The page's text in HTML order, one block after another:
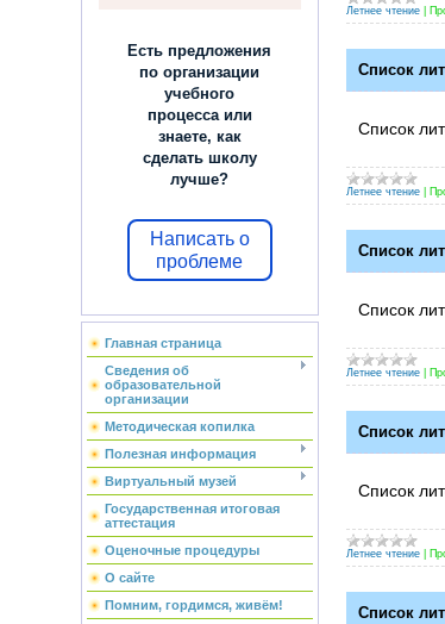
Есть предложения
по организации
учебного
процесса или
знаете, как
сделать школу
лучше?
Написать о
проблеме
Главная страница
Сведения об
образовательной
организации
Методическая копилка
Полезная информация
Виртуальный музей
Государственная итоговая
аттестация
Оценочные процедуры
О сайте
Помним, гордимся, живём!
Летнее чтение|
Список
Список
Летнее чтение|
Список
Список
Летнее чтение|
Список
Список
Летнее чтение|
Список